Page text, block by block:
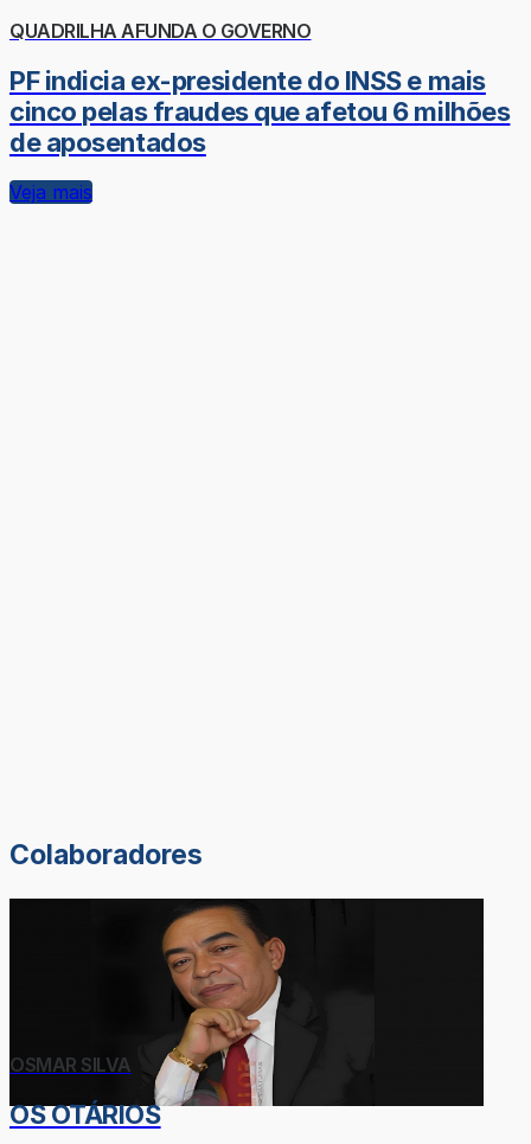
QUADRILHA AFUNDA O GOVERNO
PF indicia ex-presidente do INSS e mais
cinco pelas fraudes que afetou 6 milhões
de aposentados
Veja mais
Colaboradores
OSMAR SILVA
OS OTÁRIOS